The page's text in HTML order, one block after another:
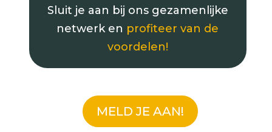
Sluit je aan bij ons gezamenlijke
netwerk en profiteer van de
voordelen!
MELD JE AAN!